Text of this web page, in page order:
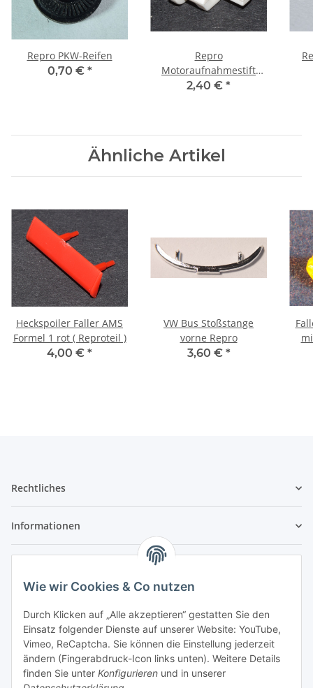
Wie wir Cookies & Co nutzen
Durch Klicken auf „Alle akzeptieren“ gestatten Sie den
Einsatz folgender Dienste auf unserer Website: YouTube,
Vimeo, ReCaptcha. Sie können die Einstellung jederzeit
ändern (Fingerabdruck-Icon links unten). Weitere Details
finden Sie unter Konfigurieren und in unserer
Repro PKW-Reifen
0,70 € *
Repro
Motoraufnahmestift
hinten für LKW weiß
2,40 € *
Ähnliche Artikel
Heckspoiler Faller AMS
Formel 1 rot ( Reproteil )
4,00 € *
VW Bus Stoßstange
vorne Repro
3,60 € *
Rechtliches
Informationen
Wir sind kein Spielwarenhändler i. S. d.
Spielwarenverordnung
Die meisten der von uns vertriebenen Produkte sind
nur für ein Erwachsenenhobby gedacht. Diese
Produkte gehören nicht in unbeaufsichtigte
Kinderhände unter 14 Jahren. Mit dem Kaufabschluss